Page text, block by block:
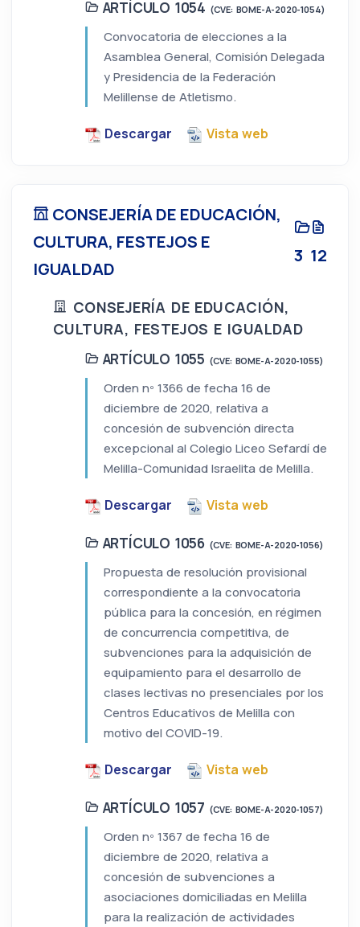
ARTÍCULO 1054 (CVE: BOME-A-2020-1054)
Convocatoria de elecciones a la
Asamblea General, Comisión Delegada
y Presidencia de la Federación
Melillense de Atletismo.
Descargar Vista web
CONSEJERÍA DE EDUCACIÓN,
CULTURA, FESTEJOS E
IGUALDAD
3 12
CONSEJERÍA DE EDUCACIÓN,
CULTURA, FESTEJOS E IGUALDAD
ARTÍCULO 1055 (CVE: BOME-A-2020-1055)
Orden nº 1366 de fecha 16 de
diciembre de 2020, relativa a
concesión de subvención directa
excepcional al Colegio Liceo Sefardí de
Melilla-Comunidad Israelita de Melilla.
Descargar Vista web
ARTÍCULO 1056 (CVE: BOME-A-2020-1056)
Propuesta de resolución provisional
correspondiente a la convocatoria
pública para la concesión, en régimen
de concurrencia competitiva, de
subvenciones para la adquisición de
equipamiento para el desarrollo de
clases lectivas no presenciales por los
Centros Educativos de Melilla con
motivo del COVID-19.
Descargar Vista web
ARTÍCULO 1057 (CVE: BOME-A-2020-1057)
Orden nº 1367 de fecha 16 de
diciembre de 2020, relativa a
concesión de subvenciones a
asociaciones domiciliadas en Melilla
para la realización de actividades